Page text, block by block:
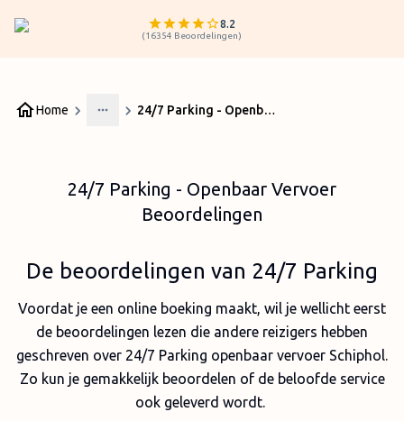
8.2
(16354 Beoordelingen)
Home
More
24/7 Parking - Openbaar Vervoer Beoordelingen
24/7 Parking - Openbaar Vervoer
Beoordelingen
De beoordelingen van 24/7 Parking
Voordat je een online boeking maakt, wil je wellicht eerst
de beoordelingen lezen die andere reizigers hebben
geschreven over 24/7 Parking openbaar vervoer Schiphol.
Zo kun je gemakkelijk beoordelen of de beloofde service
ook geleverd wordt.